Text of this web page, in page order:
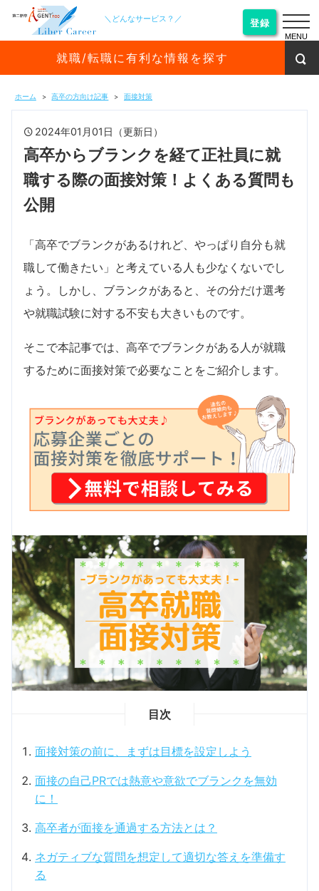
＼どんなサービス？／ 登録
就職/転職に有利な情報を探す
ホーム 高卒の方向け記事 面接対策
2024年01月01日（更新日）
高卒からブランクを経て正社員に就
職する際の面接対策！よくある質問も
公開
「高卒でブランクがあるけれど、やっぱり自分も就
職して働きたい」と考えている人も少なくないでし
ょう。しかし、ブランクがあると、その分だけ選考
や就職試験に対する不安も大きいものです。
そこで本記事では、高卒でブランクがある人が就職
するために面接対策で必要なことをご紹介します。
目次
面接対策の前に、まずは目標を設定しよう
面接の自己PRでは熱意や意欲でブランクを無効
に！
高卒者が面接を通過する方法とは？
ネガティブな質問を想定して適切な答えを準備す
る
MENU